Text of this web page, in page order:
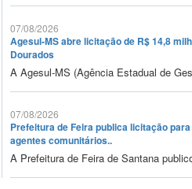
07/08/2026
Agesul-MS abre licitação de R$ 14,8
Dourados
A Agesul-MS (Agência Estadual de
07/08/2026
Prefeitura de Feira publica licitação
agentes comunitários..
A Prefeitura de Feira de Santana